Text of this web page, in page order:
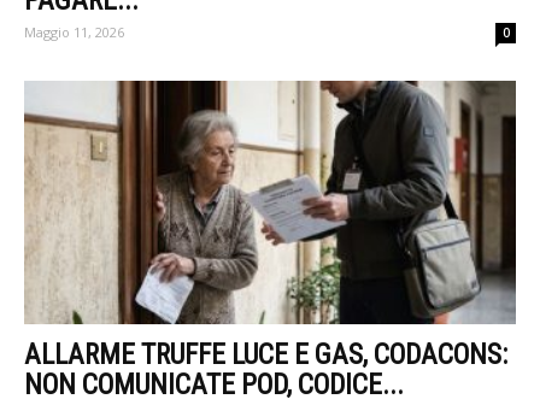
Maggio 11, 2026 0
ALLARME TRUFFE LUCE E GAS, CODACONS:
NON COMUNICATE POD, CODICE...